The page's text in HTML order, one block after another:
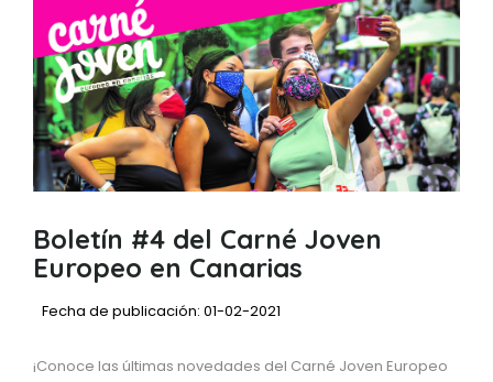
Boletín #4 del Carné Joven
Europeo en Canarias
Fecha de publicación: 01-02-2021
¡Conoce las últimas novedades del Carné Joven Europeo